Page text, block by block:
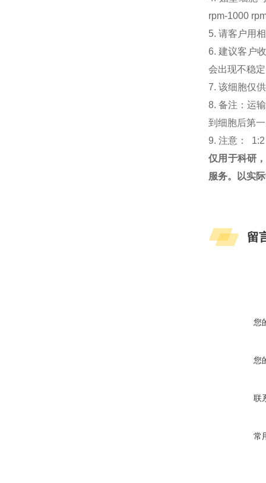
rpm-1000
5. 请客户用
6. 建议客户
会出现不稳
7. 该细胞仅
8. 备注：运
到细胞后第
9. 注意： 1:2
仅用于科研
服务。以实
留
您
您
联
常